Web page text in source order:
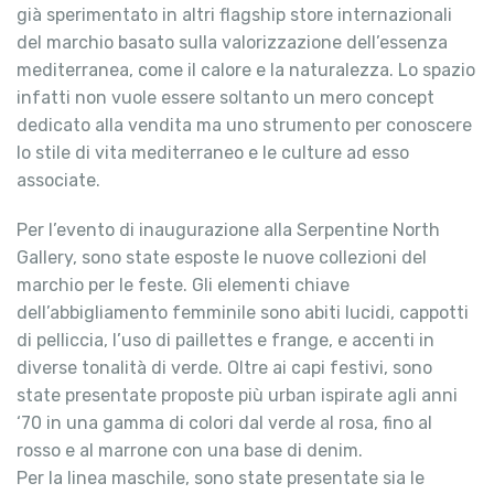
già sperimentato in altri flagship store internazionali
del marchio basato sulla valorizzazione dell’essenza
mediterranea, come il calore e la naturalezza. Lo spazio
infatti non vuole essere soltanto un mero concept
dedicato alla vendita ma uno strumento per conoscere
lo stile di vita mediterraneo e le culture ad esso
associate.
Per l’evento di inaugurazione alla Serpentine North
Gallery, sono state esposte le nuove collezioni del
marchio per le feste. Gli elementi chiave
dell’abbigliamento femminile sono abiti lucidi, cappotti
di pelliccia, l’uso di paillettes e frange, e accenti in
diverse tonalità di verde. Oltre ai capi festivi, sono
state presentate proposte più urban ispirate agli anni
‘70 in una gamma di colori dal verde al rosa, fino al
rosso e al marrone con una base di denim.
Per la linea maschile, sono state presentate sia le